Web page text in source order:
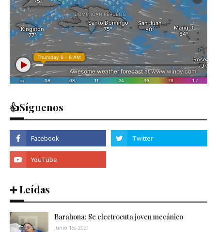
👍Síguenos
➕ Leídas
Barahona: Se electrocuta joven mecánico
Junio 15, 2021